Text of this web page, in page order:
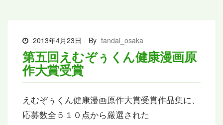
2013年4月23日 By tandai_osaka
第五回えむぞぅくん健康漫画原
作大賞受賞
えむぞぅくん健康漫画原作大賞受賞作品集に、
応募数全５１０点から厳選された